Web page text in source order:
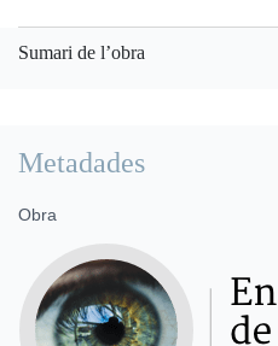
Sumari de l’obra
Metadades
Obra